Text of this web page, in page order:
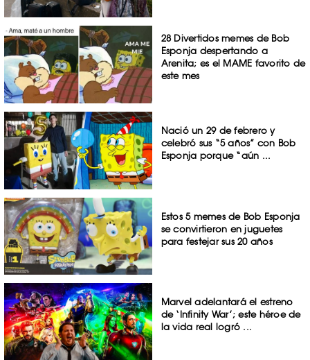
28 Divertidos memes de Bob
Esponja despertando a
Arenita; es el MAME favorito de
este mes
Nació un 29 de febrero y
celebró sus “5 años” con Bob
Esponja porque “aún ...
Estos 5 memes de Bob Esponja
se convirtieron en juguetes
para festejar sus 20 años
Marvel adelantará el estreno
de ‘Infinity War’; este héroe de
la vida real logró ...